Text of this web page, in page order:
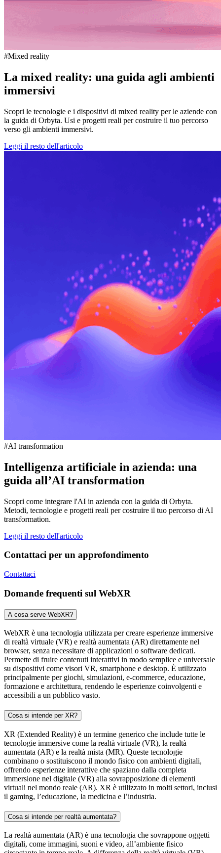
#Mixed reality
La mixed reality: una guida agli ambienti
immersivi
Scopri le tecnologie e i dispositivi di mixed reality per le aziende con
la guida di Orbyta. Usi e progetti reali per costruire il tuo percorso
verso gli ambienti immersivi.
Leggi il resto dell'articolo
#AI transformation
Intelligenza artificiale in azienda: una
guida all’AI transformation
Scopri come integrare l'AI in azienda con la guida di Orbyta.
Metodi, tecnologie e progetti reali per costruire il tuo percorso di AI
transformation.
Leggi il resto dell'articolo
Contattaci per un approfondimento
Contattaci
Domande frequenti sul WebXR
A cosa serve WebXR?
WebXR è una tecnologia utilizzata per creare esperienze immersive
di realtà virtuale (VR) e realtà aumentata (AR) direttamente nel
browser, senza necessitare di applicazioni o software dedicati.
Permette di fruire contenuti interattivi in modo semplice e universale
su dispositivi come visori VR, smartphone e desktop. È utilizzato
principalmente per giochi, simulazioni, e-commerce, educazione,
formazione e architettura, rendendo le esperienze coinvolgenti e
accessibili a un pubblico vasto.
Cosa si intende per XR?
XR (Extended Reality) è un termine generico che include tutte le
tecnologie immersive come la realtà virtuale (VR), la realtà
aumentata (AR) e la realtà mista (MR). Queste tecnologie
combinano o sostituiscono il mondo fisico con ambienti digitali,
offrendo esperienze interattive che spaziano dalla completa
immersione nel digitale (VR) alla sovrapposizione di elementi
virtuali nel mondo reale (AR). XR è utilizzato in molti settori, inclusi
il gaming, l’educazione, la medicina e l’industria.
Cosa si intende per realtà aumentata?
La realtà aumentata (AR) è una tecnologia che sovrappone oggetti
digitali, come immagini, suoni e video, all’ambiente fisico